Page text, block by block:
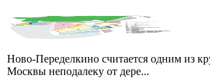
Ново-Переделкино считается одним из
Москвы неподалеку от дере...